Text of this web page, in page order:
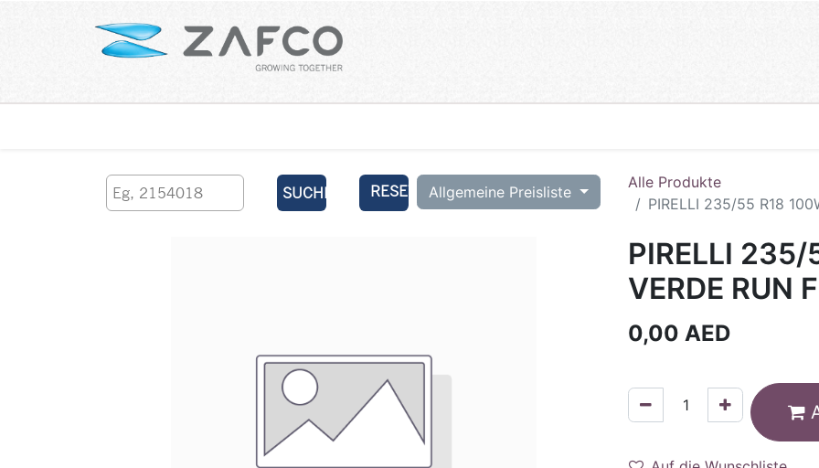
SUCHEN RESET Allgemeine Preisliste
Alle Produkte
PIRELLI 235/55 R18
PIRELLI
VERDE RUN
0,00 AED